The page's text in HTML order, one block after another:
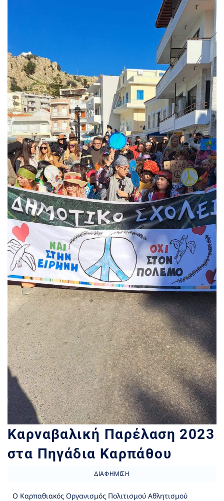
Καρναβαλική Παρέλαση 2023
στα Πηγάδια Καρπάθου
ΔΙΑΦΉΜΙΣΗ
Ο Καρπαθιακός Οργανισμός Πολιτισμού Αθλητισμού